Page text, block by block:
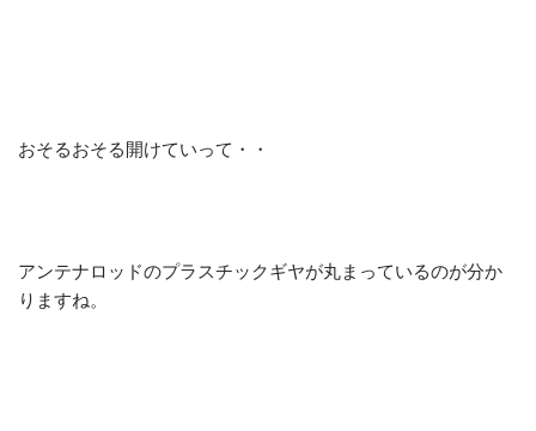
おそるおそる開けていって・・
アンテナロッドのプラスチックギヤが丸まっているのが分か
りますね。